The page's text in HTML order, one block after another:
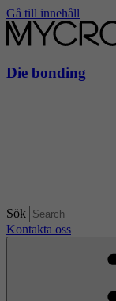
Gå till innehåll
Die bonding
Sök
Kontakta oss